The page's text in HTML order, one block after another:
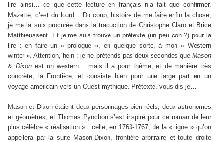
lire ainsi… ce que cette lecture en français n’a fait que confirmer.
Mazette, c’est du lourd… Du coup, histoire de me faire enfin la chose,
je me la suis procurée dans la traduction de Christophe Claro et Brice
Matthieussent. Et je me suis trouvé un prétexte (un peu con ?) pour la
lire : en faire un « prologue », en quelque sorte, à mon « Western
winter ». Attention, hein : je ne prétends pas deux secondes que Mason
& Dixonest un western… mais il a pour thème, et de manière très
concrète, la Frontière, et consiste bien pour une large part en un
voyage américain vers un Ouest mythique. Prétexte, vous dis-je…
Mason et Dixon étaient deux personnages bien réels, deux astronomes
et géomètres, et Thomas Pynchon s’est inspiré pour ce roman de leur
plus célèbre « réalisation » : celle, en 1763-1767, de la « ligne » qu’on
appellera par la suite Mason-Dixon, frontière arbitraire et toute droite